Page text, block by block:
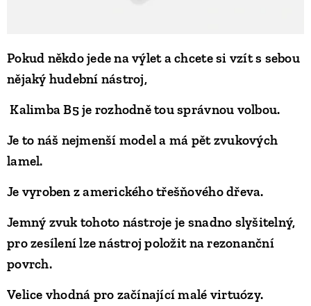
Pokud někdo jede na výlet a chcete si vzít s sebou
nějaký hudební nástroj,
Kalimba B5 je rozhodně tou správnou volbou.
Je to náš nejmenší model a má pět zvukových
lamel.
Je vyroben z amerického třešňového dřeva.
Jemný zvuk tohoto nástroje je snadno slyšitelný,
pro zesílení lze nástroj položit na rezonanční
povrch.
Velice vhodná pro začínající malé virtuózy.